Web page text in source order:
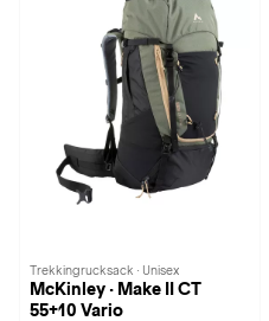
Trekkingrucksack · Unisex
McKinley · Make II CT
55+10 Vario